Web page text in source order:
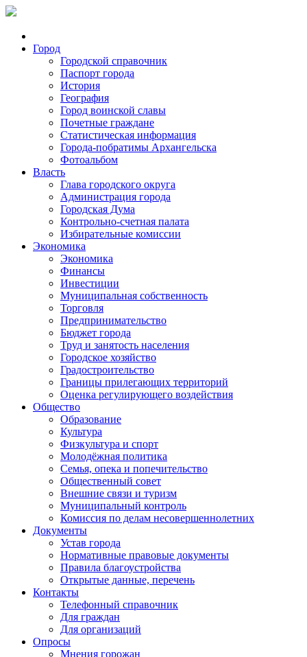
Город
Городской справочник
Паспорт города
История
География
Город воинской славы
Почетные граждане
Статистическая информация
Города-побратимы Архангельска
Фотоальбом
Власть
Глава городского округа
Администрация города
Городская Дума
Контрольно-счетная палата
Избирательные комиссии
Экономика
Экономика
Финансы
Инвестиции
Муниципальная собственность
Торговля
Предпринимательство
Бюджет города
Труд и занятость населения
Городское хозяйство
Градостроительство
Границы прилегающих территорий
Оценка регулирующего воздействия
Общество
Образование
Культура
Физкультура и спорт
Молодёжная политика
Семья, опека и попечительство
Общественный совет
Внешние связи и туризм
Муниципальный контроль
Комиссия по делам несовершеннолетних
Документы
Устав города
Нормативные правовые документы
Правила благоустройства
Открытые данные, перечень
Контакты
Телефонный справочник
Для граждан
Для организаций
Опросы
Мнения горожан